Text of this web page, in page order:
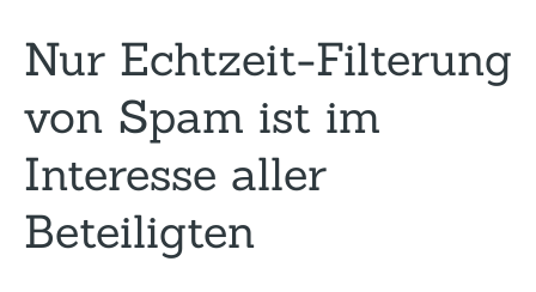
Nur Echtzeit-Filterung
von Spam ist im
Interesse aller
Beteiligten